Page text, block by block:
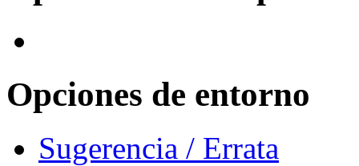
Opciones de entorno
Sugerencia / Errata